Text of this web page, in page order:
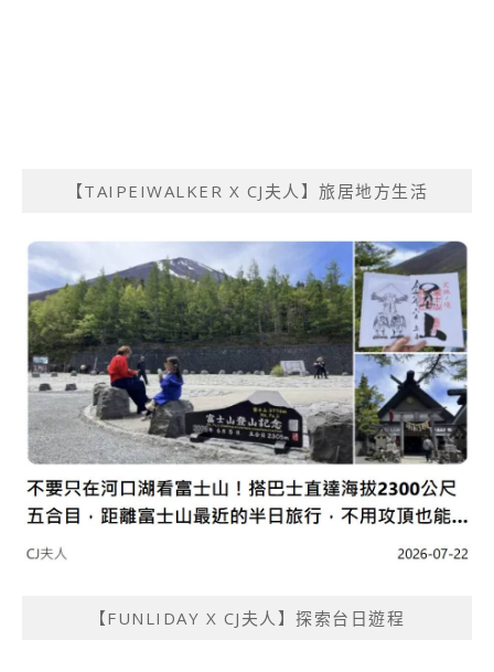
【TAIPEIWALKER X CJ夫人】旅居地方生活
【FUNLIDAY X CJ夫人】探索台日遊程